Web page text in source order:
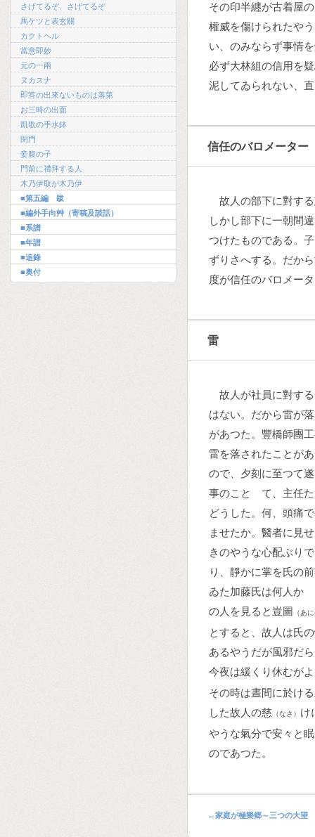
さげてるぞ、さげてるぞ
馬ケツと表玄關
カクトヘル
當意即妙
元の一兩
ヌカスナ
即答の出來ないものは落第
お三時の出面
凱歌の手水鉢
閉門
妾腹の子
門前に禮拜する人
木乃伊取が木乃伊
■第五編 跋
■編外手向艸（寄稿及談話）
■系譜
■年譜
■追錄
■奥付
その印半纒が古着屋
權威を傷けられたや
い、のみならず事情
必ず大林組の信用を
泥してゐられない、
信任のバロメーター
故人の部下に對す
しかし部下に一朝間
つけたものである。
ずりさへする。だか
度が信任のバロメー
雷
故人が社員に對す
はない。だから雷が
があつた。豐橋師團
雷を落されたことが
ので、夕刻に至つて
事のことゝて、主任
どうした。何、頭痛
ませたか。醫者に見
きのやうな心配ぶり
り、靜かに掌を氏の
ゐた加藤氏は何人か
の人を見ると豈圖 （あ
とすると、故人は氏
あるやうだが風邪だ
今夜は緩くり休むが
その時は晝間に於け
した故人の慈 （なさ） け
やうな氣分で安々と
のであつた。
←家庭が極樂郷～三つの大望